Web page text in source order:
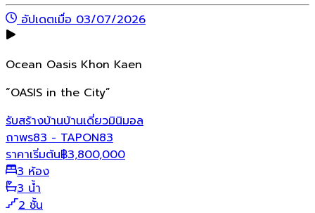
อัปเดตเมื่อ 03/07/2026
Ocean Oasis Khon Kaen
“OASIS in the City”
รับสร้างบ้านบ้านเดี่ยวมินิมอล
ถาพร83 - TAPON83
ราคาเริ่มต้น฿3,800,000
3 ห้อง
3 น้ำ
2 ชั้น